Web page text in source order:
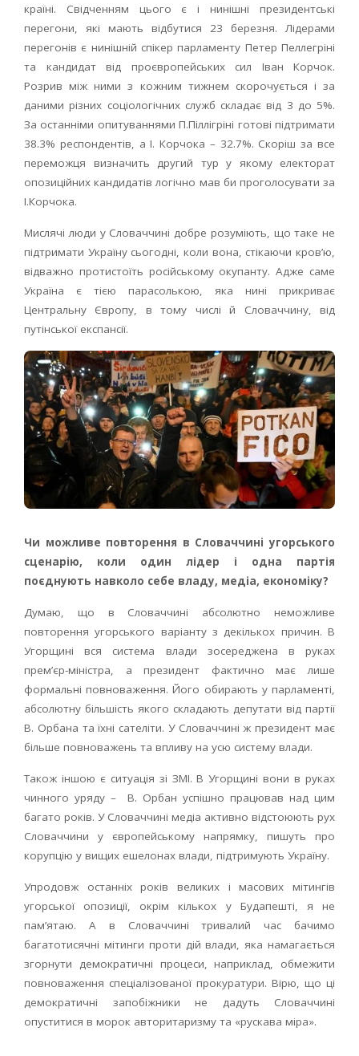
країні. Свідченням цього є і нинішні президентські
перегони, які мають відбутися 23 березня. Лідерами
перегонів є нинішній спікер парламенту Петер Пеллегріні
та кандидат від проєвропейських сил Іван Корчок.
Розрив між ними з кожним тижнем скорочується і за
даними різних соціологічних служб складає від 3 до 5%.
За останніми опитуваннями П.Піллігріні готові підтримати
38.3% респондентів, а І. Корчока – 32.7%. Скоріш за все
переможця визначить другий тур у якому електорат
опозиційних кандидатів логічно мав би проголосувати за
І.Корчока.
Мислячі люди у Словаччині добре розуміють, що таке не
підтримати Україну сьогодні, коли вона, стікаючи кров’ю,
відважно протистоїть російському окупанту. Адже саме
Україна є тією парасолькою, яка нині прикриває
Центральну Європу, в тому числі й Словаччину, від
путінської експансії.
Чи можливе повторення в Словаччині угорського
сценарію, коли один лідер і одна партія
поєднують навколо себе владу, медіа, економіку?
Думаю, що в Словаччині абсолютно неможливе
повторення угорського варіанту з декількох причин. В
Угорщині вся система влади зосереджена в руках
прем’єр-міністра, а президент фактично має лише
формальні повноваження. Його обирають у парламенті,
абсолютну більшість якого складають депутати від партії
В. Орбана та їхні сателіти. У Словаччині ж президент має
більше повноважень та впливу на усю систему влади.
Також іншою є ситуація зі ЗМІ. В Угорщині вони в руках
чинного уряду – В. Орбан успішно працював над цим
багато років. У Словаччині медіа активно відстоюють рух
Словаччини у європейському напрямку, пишуть про
корупцію у вищих ешелонах влади, підтримують Україну.
Упродовж останніх років великих і масових мітингів
угорської опозиції, окрім кількох у Будапешті, я не
пам’ятаю. А в Словаччині тривалий час бачимо
багатотисячні мітинги проти дій влади, яка намагається
згорнути демократичні процеси, наприклад, обмежити
повноваження спеціалізованої прокуратури. Вірю, що ці
демократичні запобіжники не дадуть Словаччині
опуститися в морок авторитаризму та «рускава міра».